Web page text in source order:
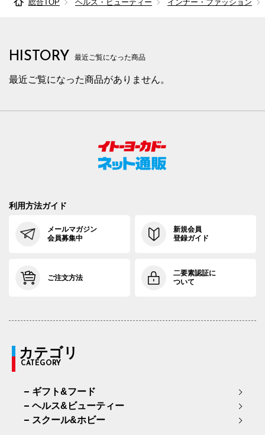
総合TOP ヘルス・ビューティー インナー・ファッション
HISTORY 最近ご覧になった商品
最近ご覧になった商品がありません。
利用方法ガイド
メールマガジン
会員募集中
新規会員
登録ガイド
ご注文方法
二要素認証に
ついて
カテゴリ
CATEGORY
ギフト&フード
ヘルス&ビューティー
スクール&ホビー